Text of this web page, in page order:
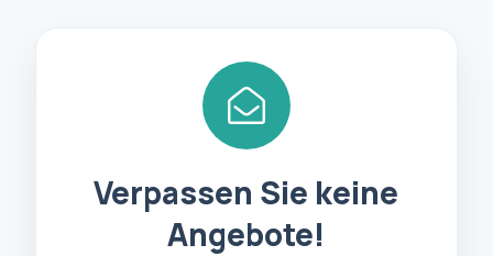
Verpassen Sie keine
Angebote!